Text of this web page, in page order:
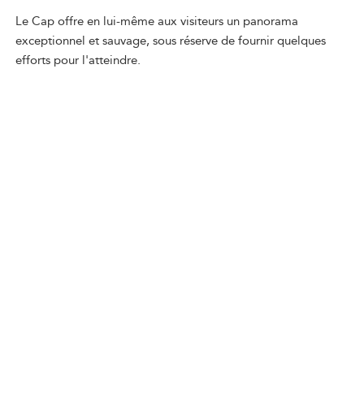
Le Cap offre en lui-même aux visiteurs un panorama
exceptionnel et sauvage, sous réserve de fournir quelques
efforts pour l'atteindre.